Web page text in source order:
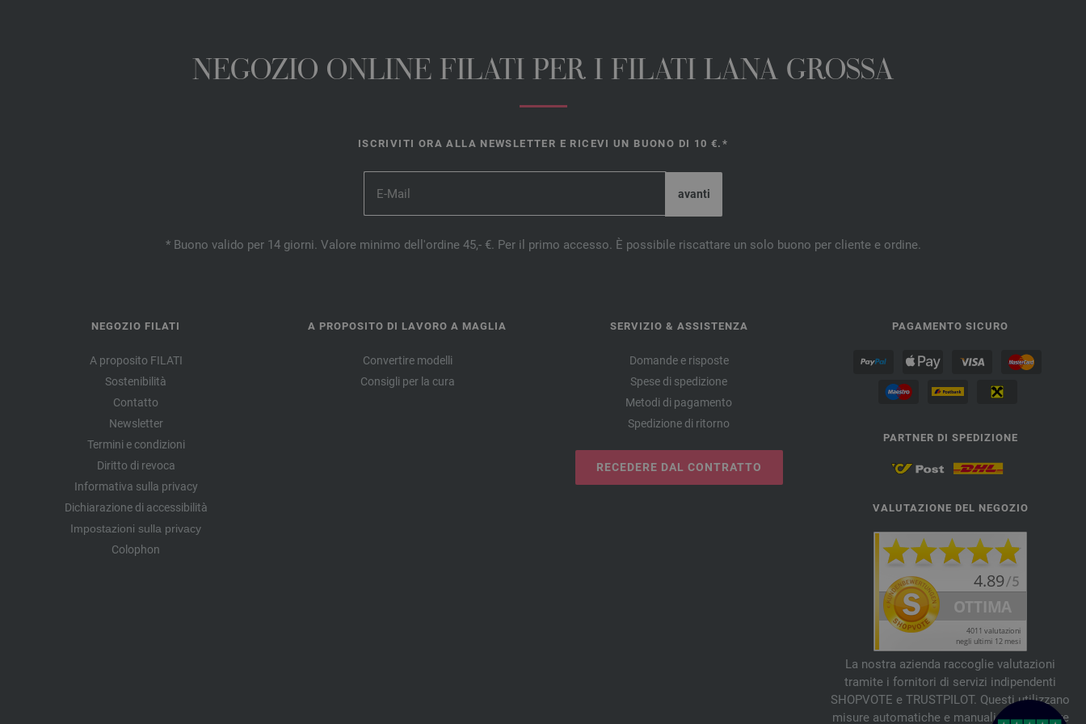
NEGOZIO ONLINE FILATI PER I FILATI LANA GROSSA
ISCRIVITI ORA ALLA NEWSLETTER E RICEVI UN BUONO DI 10 €.*
* Buono valido per 14 giorni. Valore minimo dell'ordine 45,- €. Per il primo accesso. È possibile riscattare un solo buono per cliente e ordine.
NEGOZIO FILATI
A proposito FILATI
Sostenibilità
Contatto
Newsletter
Termini e condizioni
Diritto di revoca
Informativa sulla privacy
Dichiarazione di accessibilità
Impostazioni sulla privacy
Colophon
A PROPOSITO DI LAVORO A MAGLIA
Convertire modelli
Consigli per la cura
SERVIZIO & ASSISTENZA
Domande e risposte
Spese di spedizione
Metodi di pagamento
Spedizione di ritorno
RECEDERE DAL CONTRATTO
PAGAMENTO SICURO
PARTNER DI SPEDIZIONE
VALUTAZIONE DEL NEGOZIO
La nostra azienda raccoglie valutazioni
tramite i fornitori di servizi indipendenti
SHOPVOTE e TRUSTPILOT. Questi utilizzano
misure automatiche e manuali per verificare